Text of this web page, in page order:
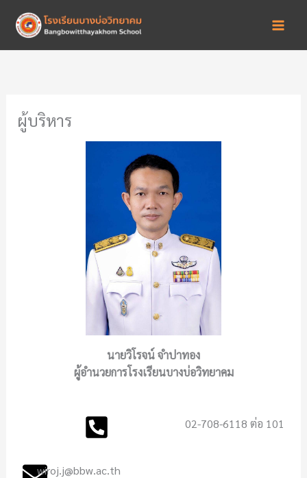
content
ผู้บริหาร
นายวิโรจน์ จำปาทอง
ผู้อำนวยการโรงเรียนบางบ่อวิทยาคม
02-708-6118 ต่อ 101
wiroj.j@bbw.ac.th